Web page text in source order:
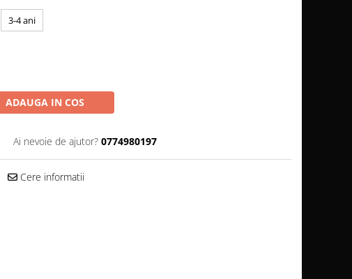
3-4 ani
ADAUGA IN COS
Ai nevoie de ajutor? 0774980197
Cere informatii